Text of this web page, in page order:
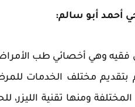
فقيه وهي أخصائي طب
بتقديم مختلف الخدمات
المختلفة ومنها تقنية